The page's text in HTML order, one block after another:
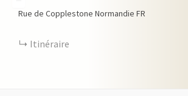
Rue de Copplestone Normandie FR
Itinéraire